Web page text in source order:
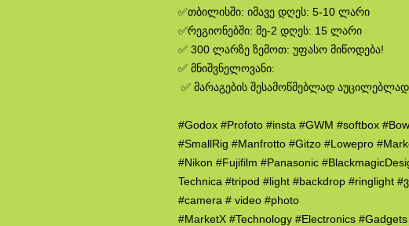
✅თბილისში: იმავე დღეს: 5-10 ლარი
✅რეგიონებში: მე-2 დღეს: 15 ლარი
✅ 300 ლარზე ზემოთ: უფასო მიწოდება!
✅ მნიშვნელოვანი:
✅ მარაგების შესამოწმებლად
#Godox #Profoto #insta #GWM #softbox
#SmallRig #Manfrotto #Gitzo #Lowepro
#Nikon #Fujifilm #Panasonic
Technica #tripod #light #backdrop #ringlight
#camera # video #photo
#MarketX #Technology #Electronics